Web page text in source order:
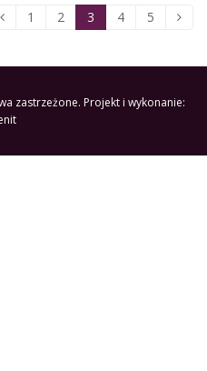
1 2 3 4 5
zastrzeżone. Projekt i wykonanie: